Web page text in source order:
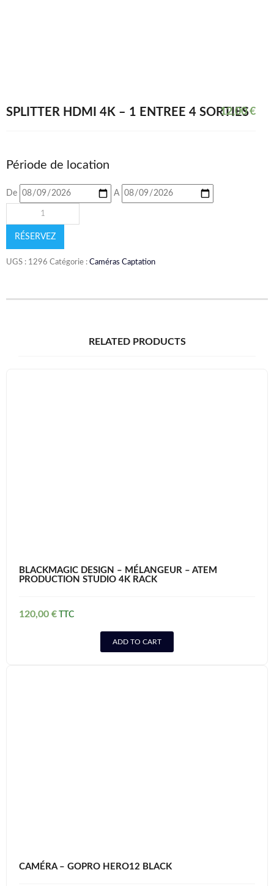
SPLITTER HDMI 4K – 1 ENTRÉE 4 SORTIES
12,00€
Période de location
De A
RÉSERVEZ
UGS : 1296 Catégorie : Caméras Captation
RELATED PRODUCTS
BLACKMAGIC DESIGN – MÉLANGEUR – ATEM
PRODUCTION STUDIO 4K RACK
120,00 €
ADD TO CART
CAMÉRA – GOPRO HERO12 BLACK